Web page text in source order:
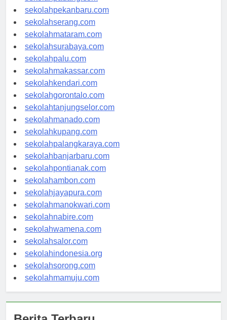
sekolahpadang.com
sekolahpekanbaru.com
sekolahserang.com
sekolahmataram.com
sekolahsurabaya.com
sekolahpalu.com
sekolahmakassar.com
sekolahkendari.com
sekolahgorontalo.com
sekolahtanjungselor.com
sekolahmanado.com
sekolahkupang.com
sekolahpalangkaraya.com
sekolahbanjarbaru.com
sekolahpontianak.com
sekolahambon.com
sekolahjayapura.com
sekolahmanokwari.com
sekolahnabire.com
sekolahwamena.com
sekolahsalor.com
sekolahindonesia.org
sekolahsorong.com